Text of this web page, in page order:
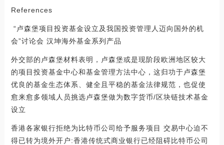
References
“卢森堡项目投资基金设立及我国投资管理人迈向国外的机
会”讨论会 汉坤海外基金系列产品
外交部的卢森堡材料表明，卢森堡或是现阶段欧洲地区较大
的项目投资基金中心和基金管理方法中心，这归功于卢森堡
优良的基金生态体系、健全且平稳的基金法律规范，也促使
愈来愈多领域人员挑选卢森堡做为数字货币/区块链技术基金
设立
香港各家银行拒绝为比特币公司给予服务项目 交易中心迫不
得已转为境外开户:香港传统式商业银行已经阻碍比特币公司